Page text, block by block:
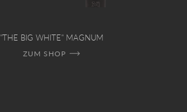
"THE BIG WHITE" MAGNUM
ZUM SHOP